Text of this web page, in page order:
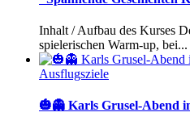
Inhalt / Aufbau des Kurses
spielerischen Warm-up, bei...
Ausflugsziele
🎃👻 Karls Grusel-Abend